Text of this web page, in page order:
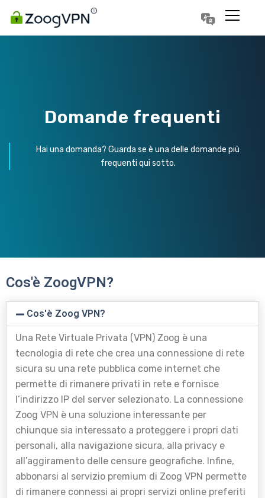
Domande frequenti
Hai una domanda? Guarda se è una delle domande più
frequenti qui sotto.
Cos'è ZoogVPN?
Cos'è Zoog VPN?
Una Rete Virtuale Privata (VPN) Zoog è una
tecnologia di rete che crea una connessione di rete
sicura su una rete pubblica come internet che
permette di rimanere privati in rete e fornisce
l’indirizzo IP del server selezionato. La connessione
Zoog VPN è una soluzione interessante per
chiunque sia interessato a proteggere i propri dati
personali, alla navigazione sicura, alla privacy e
all’aggiramento delle censure geografiche. Infine,
abbonarsi al servizio premium di Zoog VPN permette
di rimanere connessi ai propri servizi online preferiti